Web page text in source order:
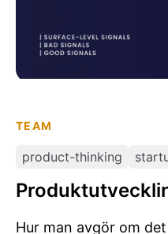
TEAM
product-thinking
Hur man avgör om